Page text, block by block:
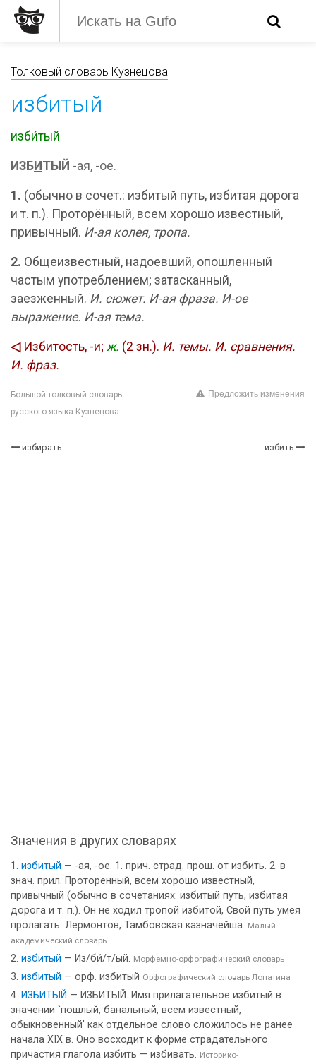
Толковый словарь Кузнецова
избитый
изби́тый
ИЗБИ ТЫЙ -ая, -ое.
1. (обычно в сочет.: избитый путь, избитая дорога
и т. п.). Проторённый, всем хорошо известный,
привычный. И-ая колея, тропа.
2. Общеизвестный, надоевший, опошленный
частым употреблением; затасканный,
заезженный. И. сюжет. И-ая фраза. И-ое
выражение. И-ая тема.
◁Избитость, -и; ж. (2 зн.). И. темы. И. сравнения.
И. фраз.
Большой толковый словарь
русского языка Кузнецова
Предложить изменения
избирать избить
Значения в других словарях
избитый — -ая, -ое. 1. прич. страд. прош. от избить. 2. в
знач. прил. Проторенный, всем хорошо известный,
привычный (обычно в сочетаниях: избитый путь, избитая
дорога и т. п.). Он не ходил тропой избитой, Свой путь умея
пролагать. Лермонтов, Тамбовская казначейша. Малый
академический словарь
избитый — Из/би́/т/ый. Морфемно-орфографический словарь
избитый — орф. избитый Орфографический словарь Лопатина
ИЗБИТЫЙ — ИЗБИТЫЙ. Имя прилагательное избитый в
значении `пошлый, банальный, всем известный,
обыкновенный' как отдельное слово сложилось не ранее
начала XIX в. Оно восходит к форме страдательного
причастия глагола избить — избивать. Историко-